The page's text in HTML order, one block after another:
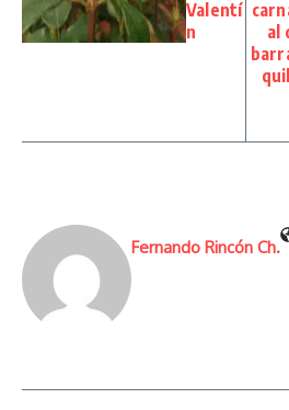
Valentí
n
al
Fernando Rincón Ch.